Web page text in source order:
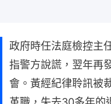
政府時任法庭檢控主
指警方說謊，翌年再
會。黃經紀律聆訊被